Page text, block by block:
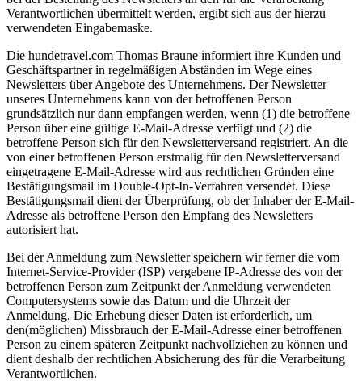
Verantwortlichen übermittelt werden, ergibt sich aus der hierzu
verwendeten Eingabemaske.
Die hundetravel.com Thomas Braune informiert ihre Kunden und
Geschäftspartner in regelmäßigen Abständen im Wege eines
Newsletters über Angebote des Unternehmens. Der Newsletter
unseres Unternehmens kann von der betroffenen Person
grundsätzlich nur dann empfangen werden, wenn (1) die betroffene
Person über eine gültige E-Mail-Adresse verfügt und (2) die
betroffene Person sich für den Newsletterversand registriert. An die
von einer betroffenen Person erstmalig für den Newsletterversand
eingetragene E-Mail-Adresse wird aus rechtlichen Gründen eine
Bestätigungsmail im Double-Opt-In-Verfahren versendet. Diese
Bestätigungsmail dient der Überprüfung, ob der Inhaber der E-Mail-
Adresse als betroffene Person den Empfang des Newsletters
autorisiert hat.
Bei der Anmeldung zum Newsletter speichern wir ferner die vom
Internet-Service-Provider (ISP) vergebene IP-Adresse des von der
betroffenen Person zum Zeitpunkt der Anmeldung verwendeten
Computersystems sowie das Datum und die Uhrzeit der
Anmeldung. Die Erhebung dieser Daten ist erforderlich, um
den(möglichen) Missbrauch der E-Mail-Adresse einer betroffenen
Person zu einem späteren Zeitpunkt nachvollziehen zu können und
dient deshalb der rechtlichen Absicherung des für die Verarbeitung
Verantwortlichen.